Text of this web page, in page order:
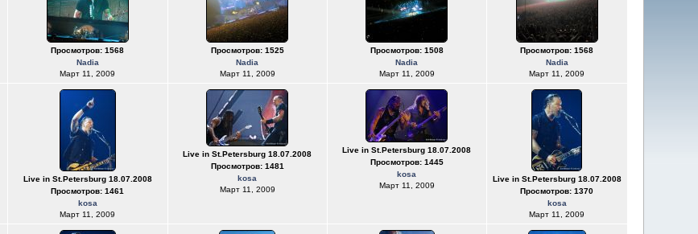
Просмотров: 1568
Nadia
Март 11, 2009
Просмотров: 1525
Nadia
Март 11, 2009
Просмотров: 1508
Nadia
Март 11, 2009
Просмотров: 1568
Nadia
Март 11, 2009
Live in St.Petersburg 18.07.2008
Просмотров: 1461
kosa
Март 11, 2009
Live in St.Petersburg 18.07.2008
Просмотров: 1481
kosa
Март 11, 2009
Live in St.Petersburg 18.07.2008
Просмотров: 1445
kosa
Март 11, 2009
Live in St.Petersburg 18.07.2008
Просмотров: 1370
kosa
Март 11, 2009